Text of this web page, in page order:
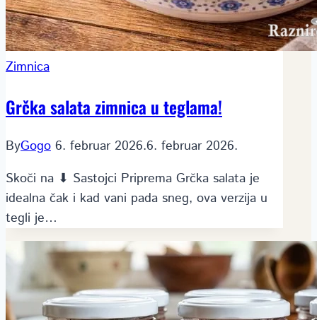
Zimnica
Grčka salata zimnica u teglama!
ByGogo 6. februar 2026.6. februar 2026.
Skoči na ⬇ Sastojci Priprema Grčka salata je
idealna čak i kad vani pada sneg, ova verzija u
tegli je…